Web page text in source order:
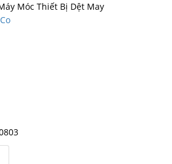
Móc Thiết Bị Dệt May